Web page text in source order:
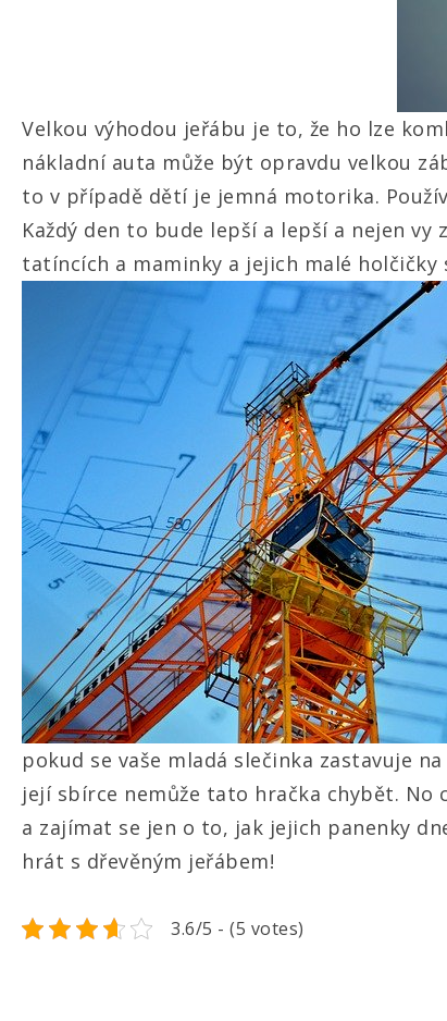
Velkou výhodou jeřábu je to, že ho lze
nákladní auta může být opravdu velkou
to v případě dětí je jemná motorika.
Každý den to bude lepší a lepší a nejen
tatíncích a maminky a jejich malé
pokud se vaše mladá slečinka zastavuje
její sbírce nemůže tato hračka chybět. No
a zajímat se jen o to, jak jejich panenky
hrát s dřevěným jeřábem!
3.6/5 - (5 votes)